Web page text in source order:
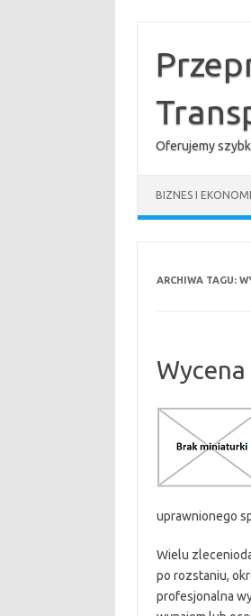
treści
Oferujemy
BIZNES I
ARCHIWA TAGU:
uprawnionego
Wielu
po rozstaniu,
profesjonalna